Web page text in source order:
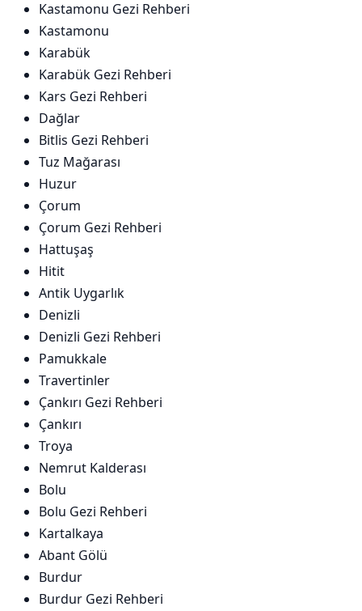
Kastamonu Gezi Rehberi
Kastamonu
Karabük
Karabük Gezi Rehberi
Kars Gezi Rehberi
Dağlar
Bitlis Gezi Rehberi
Tuz Mağarası
Huzur
Çorum
Çorum Gezi Rehberi
Hattuşaş
Hitit
Antik Uygarlık
Denizli
Denizli Gezi Rehberi
Pamukkale
Travertinler
Çankırı Gezi Rehberi
Çankırı
Troya
Nemrut Kalderası
Bolu
Bolu Gezi Rehberi
Kartalkaya
Abant Gölü
Burdur
Burdur Gezi Rehberi